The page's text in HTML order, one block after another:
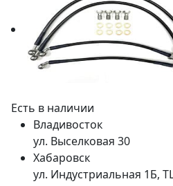
Есть в наличии
Владивосток
ул. Выселковая 30
Хабаровск
ул. Индустриальная 1Б,